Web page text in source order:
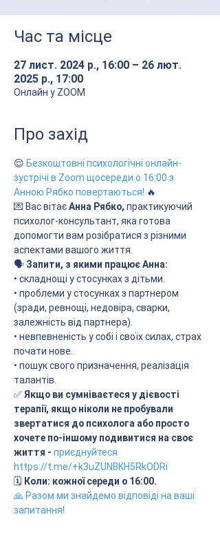
Час та місце
27 лист. 2024 р., 16:00 – 26 лют.
2025 р., 17:00
Онлайн у ZOOM
Про захід
😌 Безкоштовні психологічні онлайн-
зустрічі в Zoom щосереди о 16:00 з
Анною Рябко повертаються! 🔥
💌 Вас вітає Анна Рябко, практикуючий
психолог-консультант, яка готова
допомогти вам розібратися з різними
аспектами вашого життя.
🗣 Запити, з якими працює Анна:
• складнощі у стосунках з дітьми.
• проблеми у стосунках з партнером
(зради, ревнощі, недовіра, сварки,
залежність від партнера).
• невпевненість у собі і своїх силах, страх
почати нове.
• пошук свого призначення, реалізація
талантів.
✅ Якщо ви сумніваєтеся у дієвості
терапії, якщо ніколи не пробували
звертатися до психолога або просто
хочете по-іншому подивитися на своє
життя - приєднуйтеся
https://t.me/+k3uZUNBKH5RkODRi
🗓 Коли: кожної середи о 16:00.
🙏 Разом ми знайдемо відповіді на ваші
запитання!